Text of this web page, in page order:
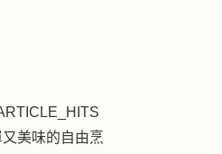
美味的自由烹